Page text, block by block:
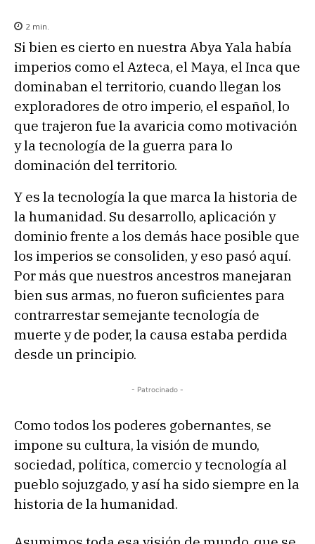
2 min.
Si bien es cierto en nuestra Abya Yala había
imperios como el Azteca, el Maya, el Inca que
dominaban el territorio, cuando llegan los
exploradores de otro imperio, el español, lo
que trajeron fue la avaricia como motivación
y la tecnología de la guerra para lo
dominación del territorio.
Y es la tecnología la que marca la historia de
la humanidad. Su desarrollo, aplicación y
dominio frente a los demás hace posible que
los imperios se consoliden, y eso pasó aquí.
Por más que nuestros ancestros manejaran
bien sus armas, no fueron suficientes para
contrarrestar semejante tecnología de
muerte y de poder, la causa estaba perdida
desde un principio.
- Patrocinado -
Como todos los poderes gobernantes, se
impone su cultura, la visión de mundo,
sociedad, política, comercio y tecnología al
pueblo sojuzgado, y así ha sido siempre en la
historia de la humanidad.